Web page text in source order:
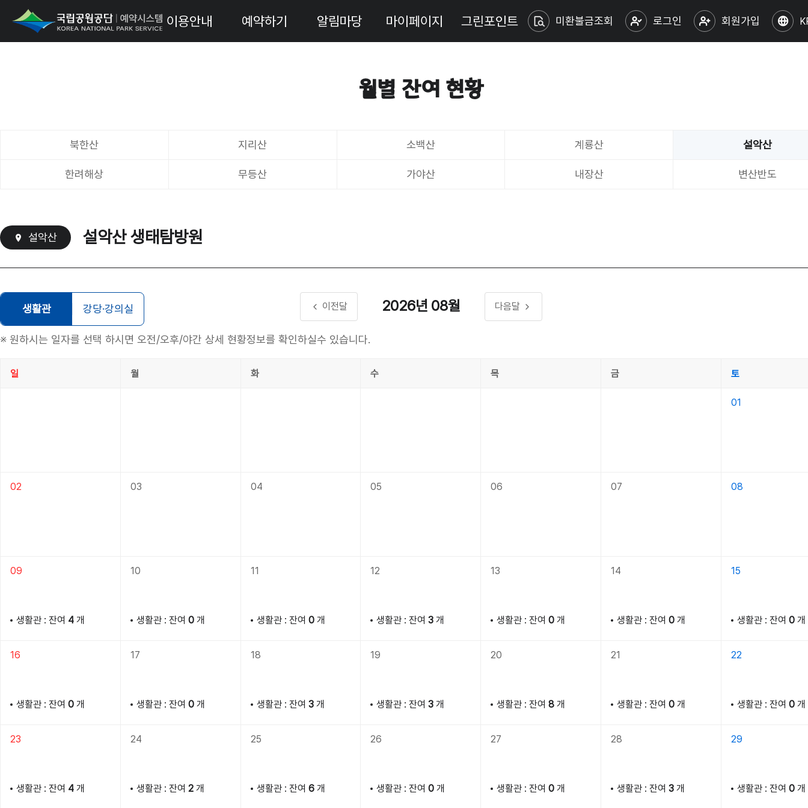
이용안내 예약하기 알림마당 마이페이지 그린포인트 미환불금조회 로그인 회원가입
월별 잔여 현황
북한산 지리산 소백산 계룡산 설악산
한려해상 무등산 가야산 내장산 변산반도
설악산 설악산 생태탐방원
생활관 강당·강의실 이전달 2026년 08월 다음달
※ 원하시는 일자를 선택 하시면 오전/오후/야간 상세 현황정보를 확인하실수 있습니다.
일 월 화 수 목 금 토
01
02 03 04 05 06 07 08
09
생활관 : 잔여 4 개
10
생활관 : 잔여 0 개
11
생활관 : 잔여 0 개
12
생활관 : 잔여3개
13
생활관 : 잔여0개
14
생활관 : 잔여 0 개
15
생활관 : 잔여 0 개
16
생활관 : 잔여 0 개
17
생활관 : 잔여 0 개
18
생활관 : 잔여 3 개
19
생활관 : 잔여3개
20
생활관 : 잔여8개
21
생활관 : 잔여 0 개
22
생활관 : 잔여 0 개
23
생활관 : 잔여 4 개
24
생활관 : 잔여 2 개
25
생활관 : 잔여 6 개
26
생활관 : 잔여0개
27
생활관 : 잔여0개
28
생활관 : 잔여 3 개
29
생활관 : 잔여 0 개